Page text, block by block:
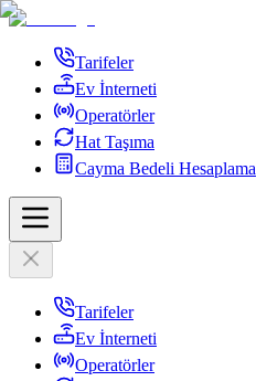
Tarifeler
Ev İnterneti
Operatörler
Hat Taşıma
Cayma Bedeli Hesaplama
Tarifeler
Ev İnterneti
Operatörler